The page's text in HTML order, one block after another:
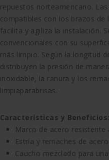
repuestos norteamericano.
compatibles con los brazos de
facilita y agiliza la instalación.
convencionales con su
más limpio. Según la longitud
distribuyen la presión de
inoxidable, la ranura y los
limpiaparabrisas.
Características y Beneficios:
Marco de acero resistente
Estría y remaches de
Caucho mezclado para